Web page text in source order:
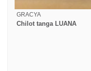
GRACYA
Chilot tanga LUANA